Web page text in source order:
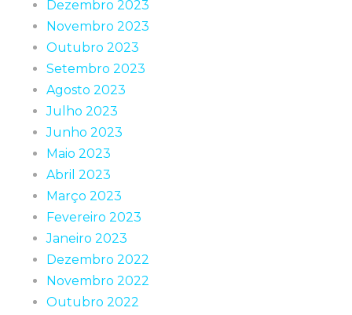
Dezembro 2023
Novembro 2023
Outubro 2023
Setembro 2023
Agosto 2023
Julho 2023
Junho 2023
Maio 2023
Abril 2023
Março 2023
Fevereiro 2023
Janeiro 2023
Dezembro 2022
Novembro 2022
Outubro 2022